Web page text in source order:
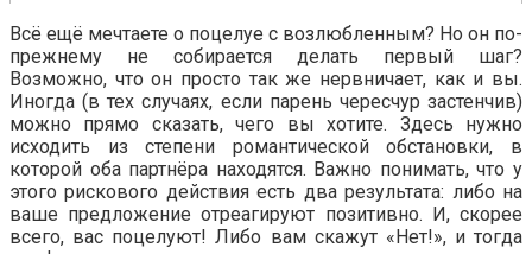
Всё ещё мечтаете о поцелуе с возлюбленным? Но он по-
прежнему не собирается делать первый шаг?
Возможно, что он просто так же нервничает, как и вы.
Иногда (в тех случаях, если парень чересчур застенчив)
можно прямо сказать, чего вы хотите. Здесь нужно
исходить из степени романтической обстановки, в
которой оба партнёра находятся. Важно понимать, что у
этого рискового действия есть два результата: либо на
ваше предложение отреагируют позитивно. И, скорее
всего, вас поцелуют! Либо вам скажут «Нет!», и тогда